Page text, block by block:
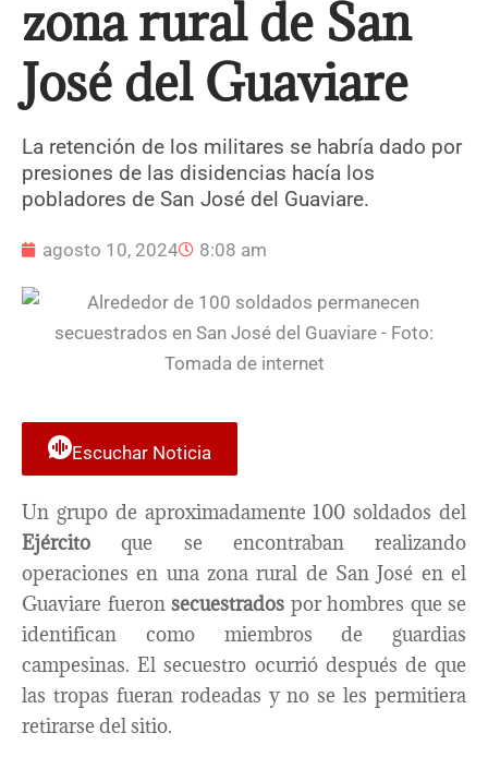
zona rural de San
José del Guaviare
La retención de los militares se habría dado por
presiones de las disidencias hacía los
pobladores de San José del Guaviare.
agosto 10, 2024 8:08 am
Escuchar Noticia
Un grupo de aproximadamente 100 soldados del
Ejércitoque se encontraban realizando
operaciones en una zona rural de San José en el
Guaviare fueron secuestrados por hombres que se
identifican como miembros de guardias
campesinas. El secuestro ocurrió después de que
las tropas fueran rodeadas y no se les permitiera
retirarse del sitio.